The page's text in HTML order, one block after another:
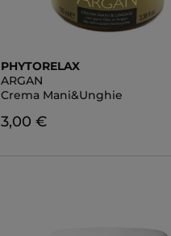
PHYTORELAX
ARGAN
Crema Mani&Unghie
3,00 €